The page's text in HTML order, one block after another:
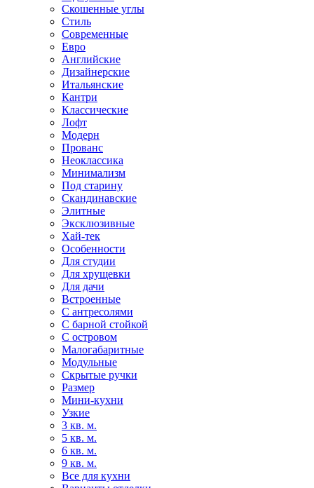
Скошенные углы
Стиль
Современные
Евро
Английские
Дизайнерские
Итальянские
Кантри
Классические
Лофт
Модерн
Прованс
Неоклассика
Минимализм
Под старину
Скандинавские
Элитные
Эксклюзивные
Хай-тек
Особенности
Для студии
Для хрущевки
Для дачи
Встроенные
С антресолями
С барной стойкой
С островом
Малогабаритные
Модульные
Скрытые ручки
Размер
Мини-кухни
Узкие
3 кв. м.
5 кв. м.
6 кв. м.
9 кв. м.
Все для кухни